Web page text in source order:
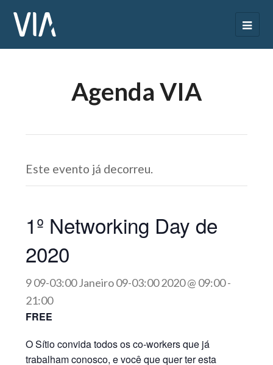
Agenda VIA
Este evento já decorreu.
1º Networking Day de
2020
9 09-03:00 Janeiro 09-03:00 2020 @ 09:00-
21:00
FREE
O Sítio convida todos os co-workers que já
trabalham conosco, e você que quer ter esta